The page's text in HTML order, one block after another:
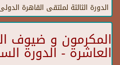
الدورة الثالثة لملتقى القاهرة
المكرمون و ضيوف
العاشرة - الدورة